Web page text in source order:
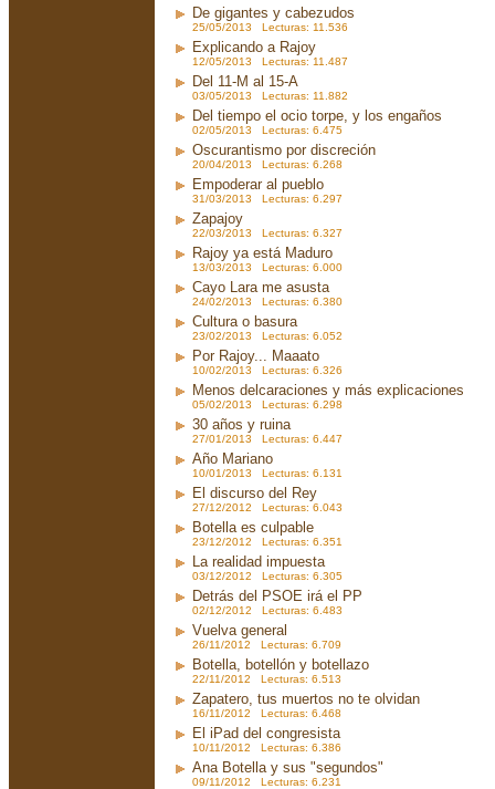
De gigantes y cabezudos
25/05/2013 Lecturas: 11.536
Explicando a Rajoy
12/05/2013 Lecturas: 11.487
Del 11-M al 15-A
03/05/2013 Lecturas: 11.882
Del tiempo el ocio torpe, y los engaños
02/05/2013 Lecturas: 6.475
Oscurantismo por discreción
20/04/2013 Lecturas: 6.268
Empoderar al pueblo
31/03/2013 Lecturas: 6.297
Zapajoy
22/03/2013 Lecturas: 6.327
Rajoy ya está Maduro
13/03/2013 Lecturas: 6.000
Cayo Lara me asusta
24/02/2013 Lecturas: 6.380
Cultura o basura
23/02/2013 Lecturas: 6.052
Por Rajoy... Maaato
10/02/2013 Lecturas: 6.326
Menos delcaraciones y más explicaciones
05/02/2013 Lecturas: 6.298
30 años y ruina
27/01/2013 Lecturas: 6.447
Año Mariano
10/01/2013 Lecturas: 6.131
El discurso del Rey
27/12/2012 Lecturas: 6.043
Botella es culpable
23/12/2012 Lecturas: 6.351
La realidad impuesta
03/12/2012 Lecturas: 6.305
Detrás del PSOE irá el PP
02/12/2012 Lecturas: 6.483
Vuelva general
26/11/2012 Lecturas: 6.709
Botella, botellón y botellazo
22/11/2012 Lecturas: 6.513
Zapatero, tus muertos no te olvidan
16/11/2012 Lecturas: 6.468
El iPad del congresista
10/11/2012 Lecturas: 6.386
Ana Botella y sus "segundos"
09/11/2012 Lecturas: 6.231